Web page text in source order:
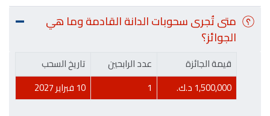
متى تُجرى سحوبات الدانة القادمة وما هي
الجوائز؟
قيمة الجائزة عدد الرابحين
تاريخ السحب
1,500,000 د.ك.
1 10 فبراير 2027